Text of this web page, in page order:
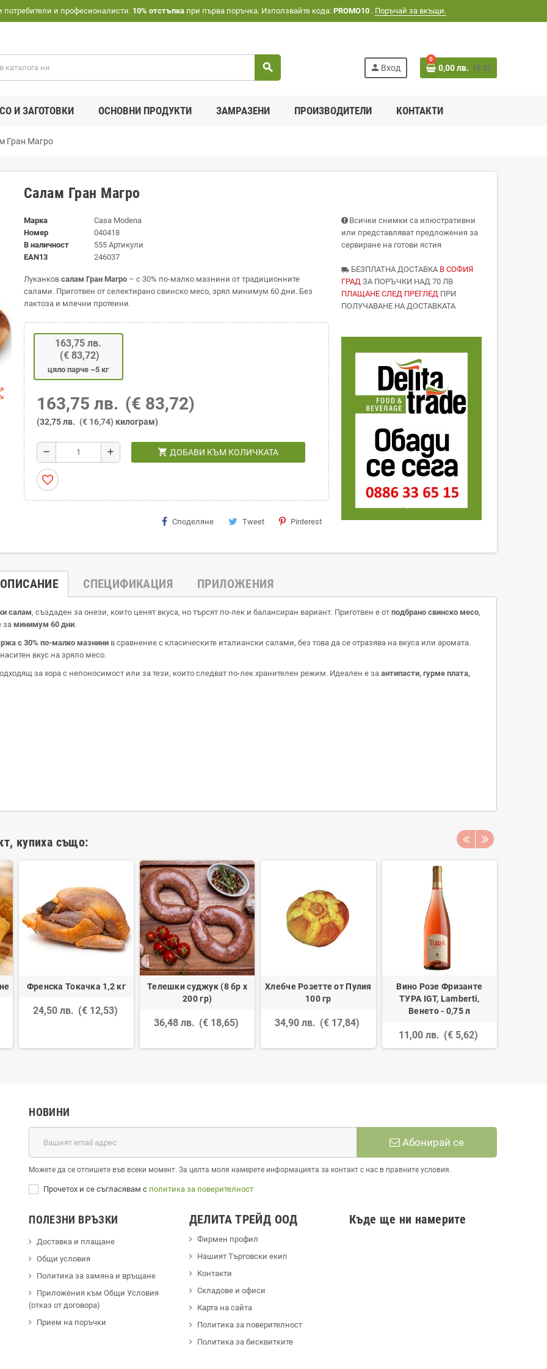
потребители и професионалисти. 10% отстъпкапри първа поръчка. Използвайте кода: PROMO10 . Поръчай за вкъщи.
search person Вход
0
0,00 лв. (€ 0)
И ЗАГОТОВКИ ОСНОВНИ ПРОДУКТИ ЗАМРАЗЕНИ ПРОИЗВОДИТЕЛИ КОНТАКТИ
Гран Магро
Салам Гран Магро
Марка
Casa Modena
Номер
040418
В наличност
555 Артикули
EAN13
246037
Луканков салам Гран Магро – с 30% по-малко мазнини от традиционните
салами. Приготвен от селектирано свинско месо, зрял минимум 60 дни. Без
лактоза и млечни протеини.
163,75 лв.
(€ 83,72)
цяло парче ~5 кг
163,75 лв. (€ 83,72)
(32,75 лв. (€ 16,74) килограм)
remove add shopping_cart ДОБАВИ КЪМ КОЛИЧКАТА
favorite_border
Споделяне Tweet Pinterest
Всички снимки са илюстративни
или представляват предложения за
сервиране на готови ястия
local_shippingБЕЗПЛАТНА ДОСТАВКА В СОФИЯ
ГРАД ЗА ПОРЪЧКИ НАД 70 ЛВ
ПЛАЩАНЕ СЛЕД ПРЕГЛЕД ПРИ
ПОЛУЧАВАНЕ НА ДОСТАВКАТА
ОПИСАНИЕ СПЕЦИФИКАЦИЯ ПРИЛОЖЕНИЯ
салам, създаден за онези, които ценят вкуса, но търсят по-лек и балансиран вариант. Приготвен е от подбрано свинско месо,
за минимум 60 дни.
с 30% по-малко мазнини в сравнение с класическите италиански салами, без това да се отразява на вкуса или аромата.
вкус на зряло месо.
за хора с непоносимост или за тези, които следват по-лек хранителен режим. Идеален е за антипасти, гурме плата,
купиха също:
Френска Токачка 1,2 кг
24,50 лв. (€ 12,53)
Телешки суджук (8 бр х
200 гр)
36,48 лв. (€ 18,65)
Хлебче Розетте от Пулия
100 гр
34,90 лв. (€ 17,84)
Вино Розе Фризанте
ТУРА IGT, Lamberti,
Венето - 0,75 л
11,00 лв. (€ 5,62)
НОВИНИ
Абонирай се
Можете да се отпишете във всеки момент. За целта моля намерете информацията за контакт с нас в правните условия.
Прочетох и се съгласявам с политика за поверителност
ПОЛЕЗНИ ВРЪЗКИ
Доставка и плащане
Общи условия
Политика за замяна и връщане
Приложения към Общи Условия
(отказ от договора)
Прием на поръчки
ДЕЛИТА ТРЕЙД ООД
Фирмен профил
Hашият Търговски екип
Контакти
Cкладове и офиси
Карта на сайта
Политика за поверителност
Политика за бисквитките
Къде ще ни намерите